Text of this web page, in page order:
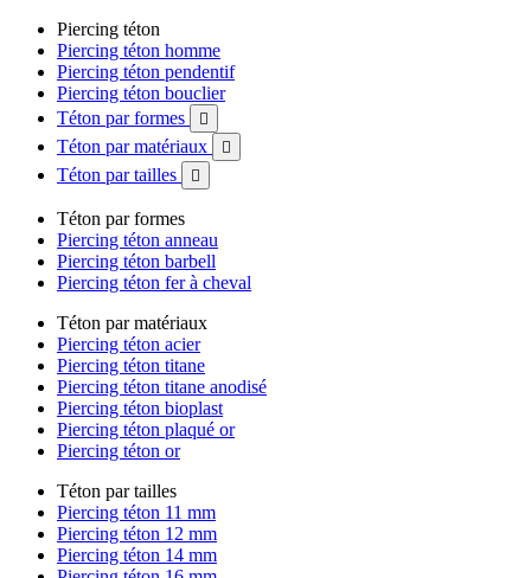
Piercing téton
Piercing téton homme
Piercing téton pendentif
Piercing téton bouclier
Téton par formes

Téton par matériaux 
Téton par tailles 
Téton par formes
Piercing téton anneau
Piercing téton barbell
Piercing téton fer à cheval
Téton par matériaux
Piercing téton acier
Piercing téton titane
Piercing téton titane anodisé
Piercing téton bioplast
Piercing téton plaqué or
Piercing téton or
Téton par tailles
Piercing téton 11 mm
Piercing téton 12 mm
Piercing téton 14 mm